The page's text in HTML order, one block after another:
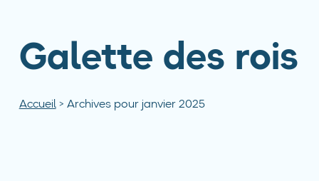
Galette des rois
Accueil> Archives pour janvier 2025